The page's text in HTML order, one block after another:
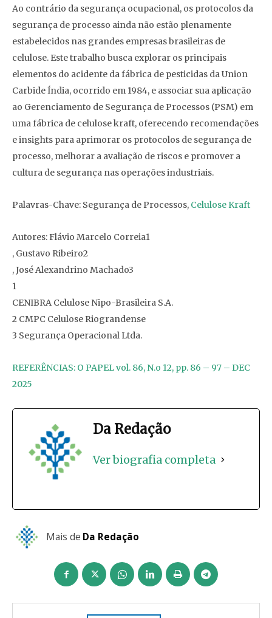
Ao contrário da segurança ocupacional, os protocolos da
segurança de processo ainda não estão plenamente
estabelecidos nas grandes empresas brasileiras de
celulose. Este trabalho busca explorar os principais
elementos do acidente da fábrica de pesticidas da Union
Carbide Índia, ocorrido em 1984, e associar sua aplicação
ao Gerenciamento de Segurança de Processos (PSM) em
uma fábrica de celulose kraft, oferecendo recomendações
e insights para aprimorar os protocolos de segurança de
processo, melhorar a avaliação de riscos e promover a
cultura de segurança nas operações industriais.
Palavras-Chave: Segurança de Processos, Celulose Kraft
Autores: Flávio Marcelo Correia1
, Gustavo Ribeiro2
, José Alexandrino Machado3
1
CENIBRA Celulose Nipo-Brasileira S.A.
2 CMPC Celulose Riograndense
3 Segurança Operacional Ltda.
REFERÊNCIAS: O PAPEL vol. 86, N.o 12, pp. 86 – 97 – DEC
2025
Da Redação
Ver biografia completa
Mais de Da Redação